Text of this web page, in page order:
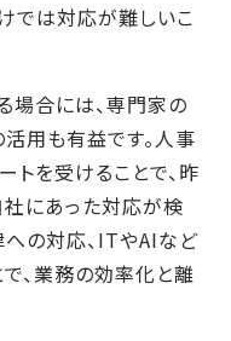
では対応が難しいこ
場合には、専門家の
用も有益です。人事
トを受けることで、昨
にあった対応が検
の対応、ITやAIなど
、業務の効率化と離